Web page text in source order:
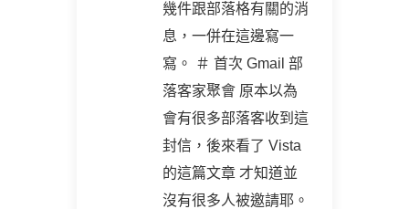
幾件跟部落格有關的消
息，一併在這邊寫一
寫。 ＃ 首次 Gmail 部
落客家聚會 原本以為
會有很多部落客收到這
封信，後來看了 Vista
的這篇文章 才知道並
沒有很多人被邀請耶。